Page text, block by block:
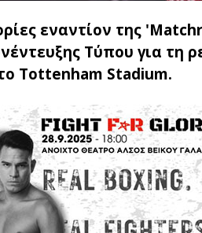
εναντίον της
Τύπου για τη
Tottenham Stadium.